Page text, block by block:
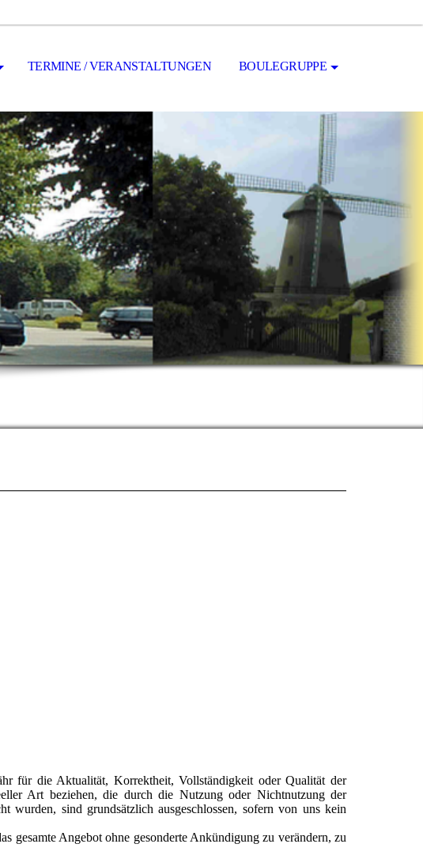
TERMINE / VERANSTALTUNGEN BOULEGRUPPE
für die Aktualität, Korrektheit, Vollständigkeit oder Qualität der
Art beziehen, die durch die Nutzung oder Nichtnutzung der
wurden, sind grundsätzlich ausgeschlossen, sofern von uns kein
gesamte Angebot ohne gesonderte Ankündigung zu verändern, zu